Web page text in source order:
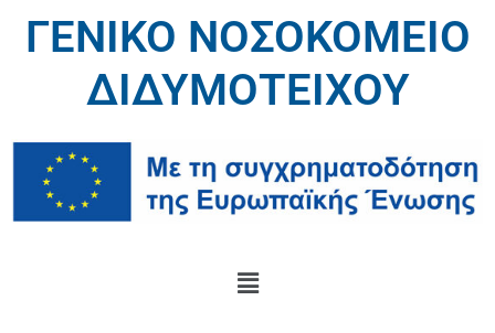
ΓΕΝΙΚΟ ΝΟΣΟΚΟΜΕΙΟ
ΔΙΔΥΜΟΤΕΙΧΟΥ